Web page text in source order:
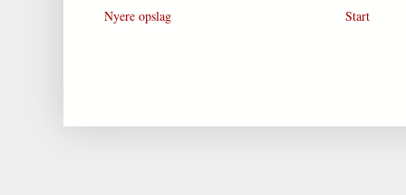
Nyere opslag Start